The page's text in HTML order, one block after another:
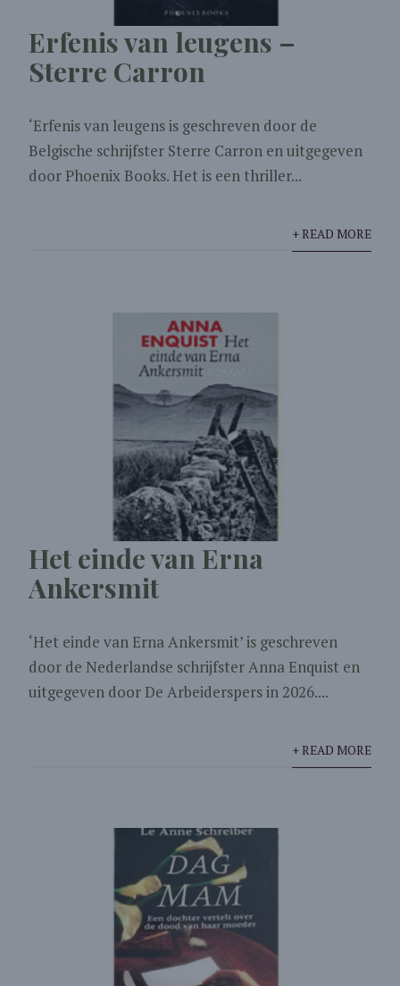
Erfenis van leugens –
Sterre Carron
‘Erfenis van leugens is geschreven door de
Belgische schrijfster Sterre Carron en uitgegeven
door Phoenix Books. Het is een thriller...
+ READ MORE
Het einde van Erna
Ankersmit
‘Het einde van Erna Ankersmit’ is geschreven
door de Nederlandse schrijfster Anna Enquist en
uitgegeven door De Arbeiderspers in 2026....
+ READ MORE